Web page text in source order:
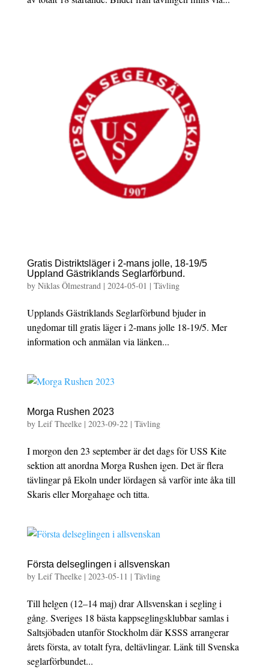
Gratis Distriktsläger i 2-mans jolle, 18-19/5
Uppland Gästriklands Seglarförbund.
by Niklas Ölmestrand| 2024-05-01 | Tävling
Upplands Gästriklands Seglarförbund bjuder in
ungdomar till gratis läger i 2-mans jolle 18-19/5. Mer
information och anmälan via länken...
Morga Rushen 2023
by Leif Theelke| 2023-09-22| Tävling
I morgon den 23 september är det dags för USS Kite
sektion att anordna Morga Rushen igen. Det är flera
tävlingar på Ekoln under lördagen så varför inte åka till
Skaris eller Morgahage och titta.
Första delseglingen i allsvenskan
by Leif Theelke| 2023-05-11 | Tävling
Till helgen (12–14 maj) drar Allsvenskan i segling i
gång. Sveriges 18 bästa kappseglingsklubbar samlas i
Saltsjöbaden utanför Stockholm där KSSS arrangerar
årets första, av totalt fyra, deltävlingar. Länk till Svenska
seglarförbundet...